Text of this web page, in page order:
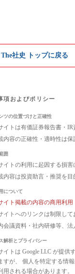
社史 トップに戻る
項およびポリシー
ツの位置づけと正確性
イトは有価証券報告書・
内容の正確性・適時性は
囲
イトの利用に起因する損害
内容は投資助言・推奨を目
について
イト掲載の内容の商用利
イトへのリンクは制限して
会議資料・社内研修等、法
解析とプライバシー
イトは Google LLC が提供
すが、 個人を特定する情
用される場合があります。